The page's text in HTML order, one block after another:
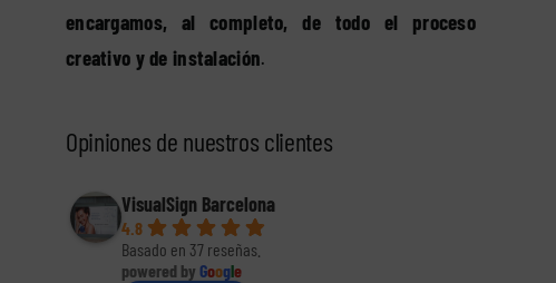
encargamos, al completo, de todo el proceso
creativo y de instalación.
Opiniones de nuestros clientes
VisualSign Barcelona
4.8
Basado en 37 reseñas.
powered by Google